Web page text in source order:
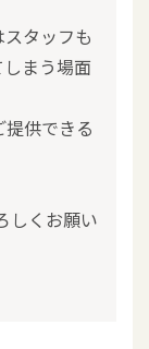
タッフも
まう場面
供できる
しくお願い